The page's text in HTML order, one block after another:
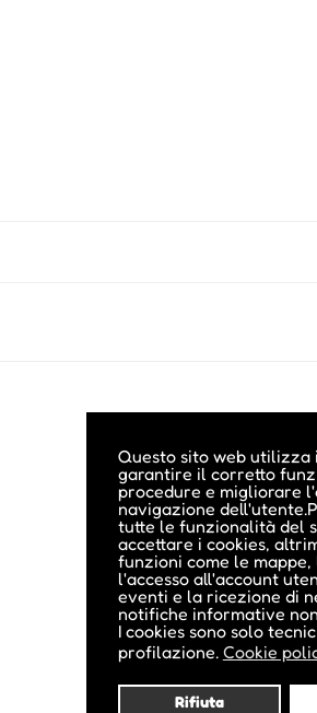
Questo sito web utilizza
garantire il corretto
procedure e migliorare
navigazione
tutte le funzionalità del
accettare i cookies,
funzioni come le
l'accesso all'account
eventi e la ricezione di
notifiche informative
I cookies sono solo
profilazione. Cookie
Rifiuta